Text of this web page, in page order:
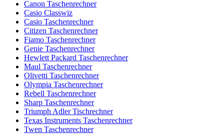
Canon Taschenrechner
Casio Classwiz
Casio Taschenrechner
Citizen Taschenrechner
Fiamo Taschenrechner
Genie Taschenrechner
Hewlett Packard Taschenrechner
Maul Taschenrechner
Olivetti Taschenrechner
Olympia Taschenrechner
Rebell Taschenrechner
Sharp Taschenrechner
Triumph Adler Tischrechner
Texas Instruments Taschenrechner
Twen Taschenrechner